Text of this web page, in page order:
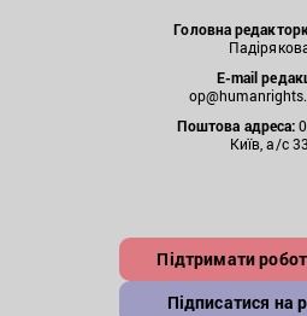
Головна
E-mail
Поштова адреса:
Київ, а/с 33
Підтримати
Підписатися на